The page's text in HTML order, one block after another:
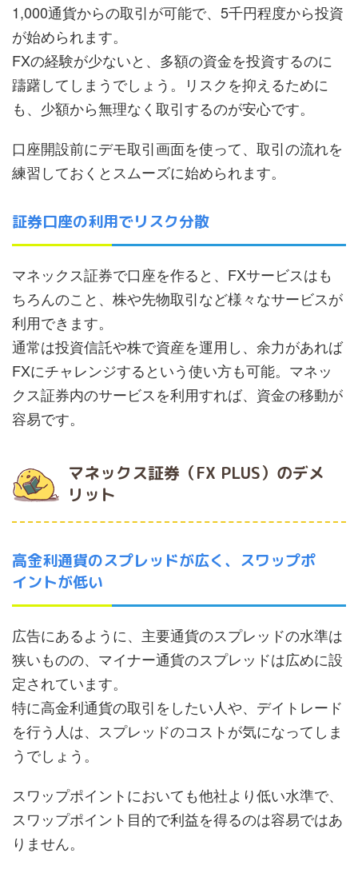
1,000通貨からの取引が可能で、5千円程度から投資
が始められます。
FXの経験が少ないと、多額の資金を投資するのに
躊躇してしまうでしょう。リスクを抑えるために
も、少額から無理なく取引するのが安心です。
口座開設前にデモ取引画面を使って、取引の流れを
練習しておくとスムーズに始められます。
証券口座の利用でリスク分散
マネックス証券で口座を作ると、FXサービスはも
ちろんのこと、株や先物取引など様々なサービスが
利用できます。
通常は投資信託や株で資産を運用し、余力があれば
FXにチャレンジするという使い方も可能。マネッ
クス証券内のサービスを利用すれば、資金の移動が
容易です。
マネックス証券（FX PLUS）のデメ
リット
高金利通貨のスプレッドが広く、スワップポ
イントが低い
広告にあるように、主要通貨のスプレッドの水準は
狭いものの、マイナー通貨のスプレッドは広めに設
定されています。
特に高金利通貨の取引をしたい人や、デイトレード
を行う人は、スプレッドのコストが気になってしま
うでしょう。
スワップポイントにおいても他社より低い水準で、
スワップポイント目的で利益を得るのは容易ではあ
りません。